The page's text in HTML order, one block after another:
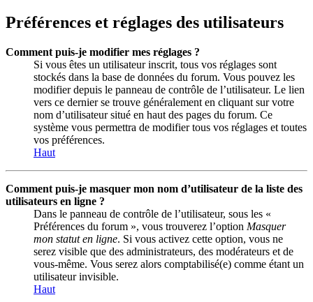
Préférences et réglages des utilisateurs
Comment puis-je modifier mes réglages ?
Si vous êtes un utilisateur inscrit, tous vos réglages sont
stockés dans la base de données du forum. Vous pouvez les
modifier depuis le panneau de contrôle de l’utilisateur. Le lien
vers ce dernier se trouve généralement en cliquant sur votre
nom d’utilisateur situé en haut des pages du forum. Ce
système vous permettra de modifier tous vos réglages et toutes
vos préférences.
Haut
Comment puis-je masquer mon nom d’utilisateur de la liste des
utilisateurs en ligne ?
Dans le panneau de contrôle de l’utilisateur, sous les «
Préférences du forum », vous trouverez l’option Masquer
mon statut en ligne. Si vous activez cette option, vous ne
serez visible que des administrateurs, des modérateurs et de
vous-même. Vous serez alors comptabilisé(e) comme étant un
utilisateur invisible.
Haut